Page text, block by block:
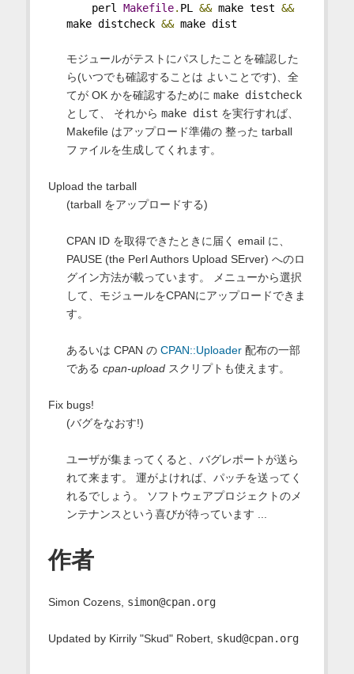
perl Makefile. PL && make test &&
make distcheck && make dist
モジュールがテストにパスしたことを確認した
ら(いつでも確認することは よいことです)、全
てが OK かを確認するために make distcheck
として、 それから make dist を実行すれば、
Makefile はアップロード準備の 整った tarball
ファイルを生成してくれます。
Upload the tarball
(tarball をアップロードする)
CPAN ID を取得できたときに届く email に、
PAUSE (the Perl Authors Upload SErver) へのロ
グイン方法が載っています。 メニューから選択
して、モジュールをCPANにアップロードできま
す。
あるいは CPAN の CPAN::Uploader配布の一部
である cpan-uploadスクリプトも使えます。
Fix bugs!
(バグをなおす!)
ユーザが集まってくると、バグレポートが送ら
れて来ます。 運がよければ、パッチを送ってく
れるでしょう。 ソフトウェアプロジェクトのメ
ンテナンスという喜びが待っています ...
作者
Simon Cozens, simon@cpan.org
Updated by Kirrily "Skud" Robert, skud@cpan.org